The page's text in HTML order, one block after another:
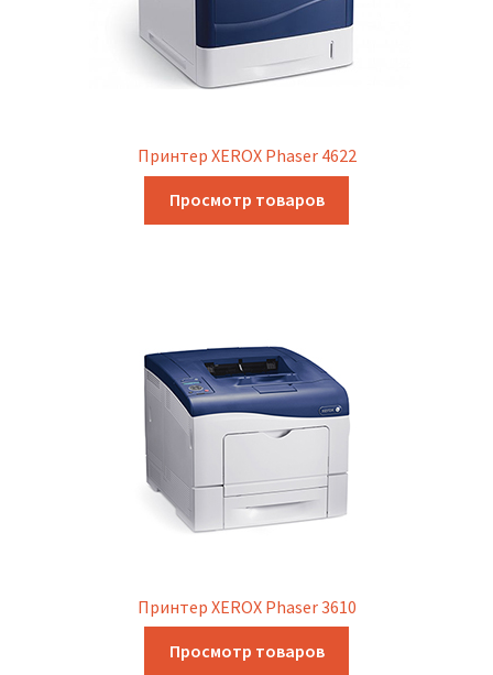
Принтер XEROX Phaser 4622
Просмотр товаров
Принтер XEROX Phaser 3610
Просмотр товаров